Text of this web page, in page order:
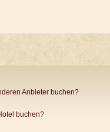
Anbieter buchen?
buchen?